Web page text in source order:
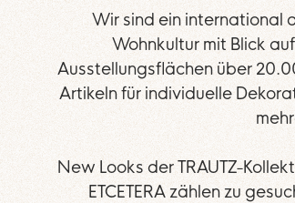
Wir sind ein international
Wohnkultur mit Blick
Ausstellungsflächen über
Artikeln für individuelle
New Looks der TRAUTZ-
ETCETERA zählen zu